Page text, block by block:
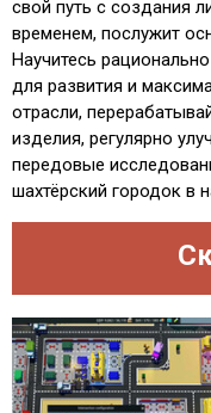
свой путь с создания
временем, послужит
Научитесь
для развития и
отрасли,
изделия, регулярно
передовые
шахтёрский городок в